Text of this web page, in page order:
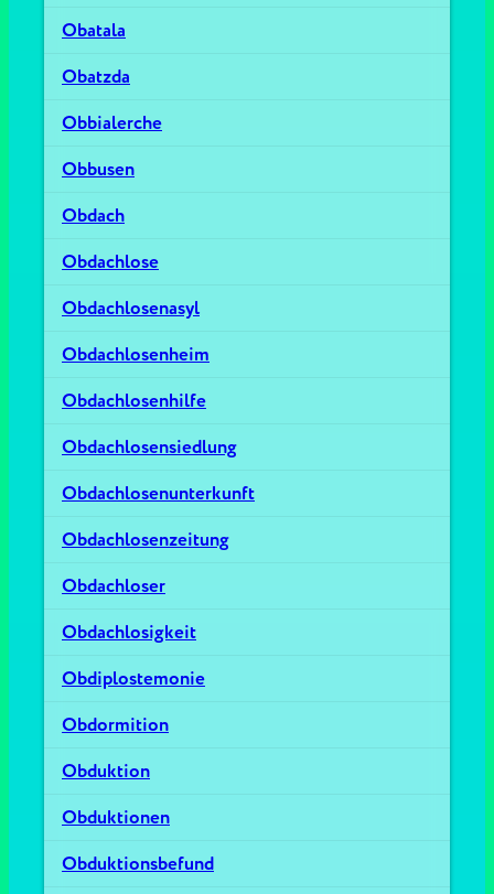
Obatala
Obatzda
Obbialerche
Obbusen
Obdach
Obdachlose
Obdachlosenasyl
Obdachlosenheim
Obdachlosenhilfe
Obdachlosensiedlung
Obdachlosenunterkunft
Obdachlosenzeitung
Obdachloser
Obdachlosigkeit
Obdiplostemonie
Obdormition
Obduktion
Obduktionen
Obduktionsbefund